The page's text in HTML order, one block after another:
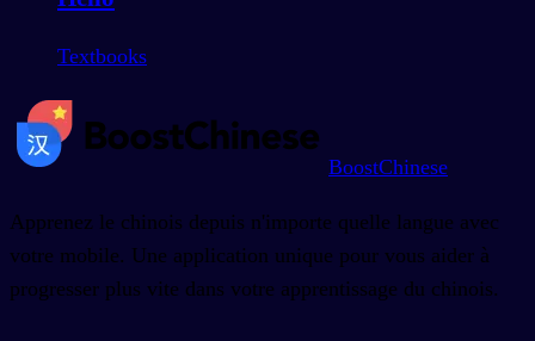
Textbooks
BoostChinese
Apprenez le chinois depuis n'importe quelle langue avec
votre mobile. Une application unique pour vous aider à
progresser plus vite dans votre apprentissage du chinois.